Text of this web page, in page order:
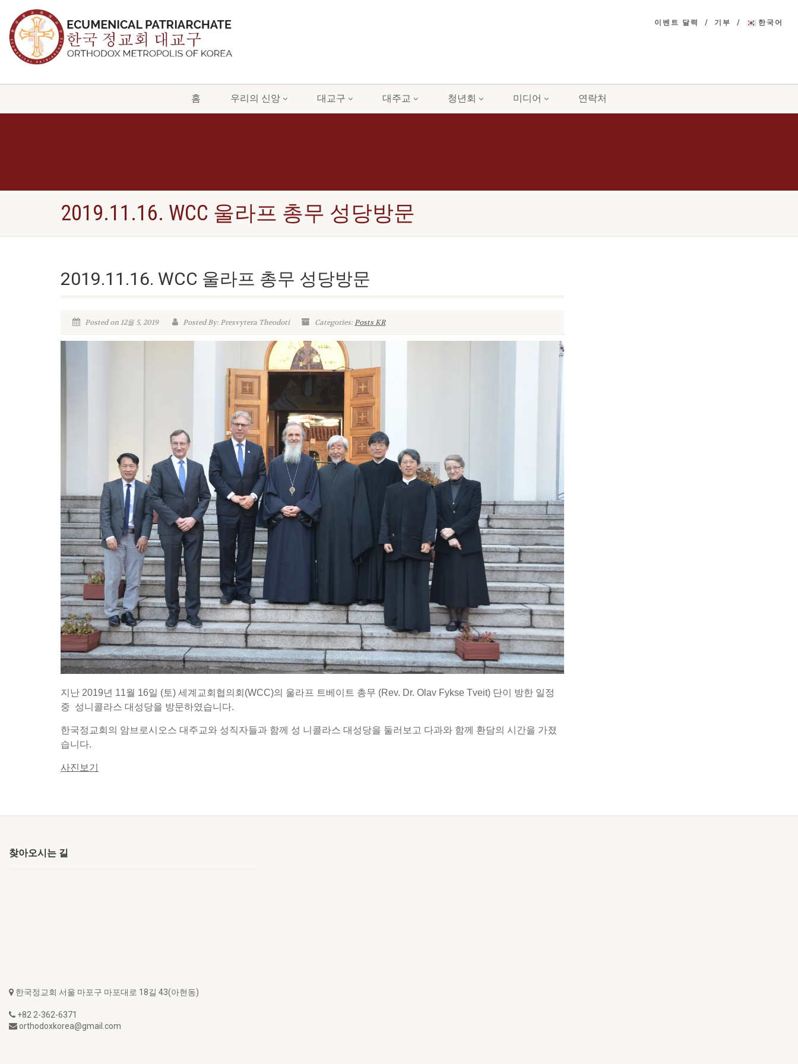
이벤트 달력 기부 한국어
홈 우리의 신앙 대교구 대주교 청년회 미디어 연락처
2019.11.16. WCC 울라프 총무 성당방문
2019.11.16. WCC 울라프 총무 성당방문
Posted on 12월 5, 2019 Posted By: Presvytera Theodoti Categories:Posts KR
지난 2019년 11월 16일 (토) 세계교회협의회(WCC)의 울라프 트베이트 총무 (Rev. Dr. Olav Fykse Tveit) 단이 방한 일정
중 성니콜라스 대성당을 방문하였습니다.
한국정교회의 암브로시오스 대주교와 성직자들과 함께 성 니콜라스 대성당을 둘러보고 다과와 함께 환담의 시간을 가졌
습니다.
사진보기
찾아오시는 길
한국정교회 서울 마포구 마포대로 18길 43(아현동)
+82 2-362-6371
orthodoxkorea@gmail.com